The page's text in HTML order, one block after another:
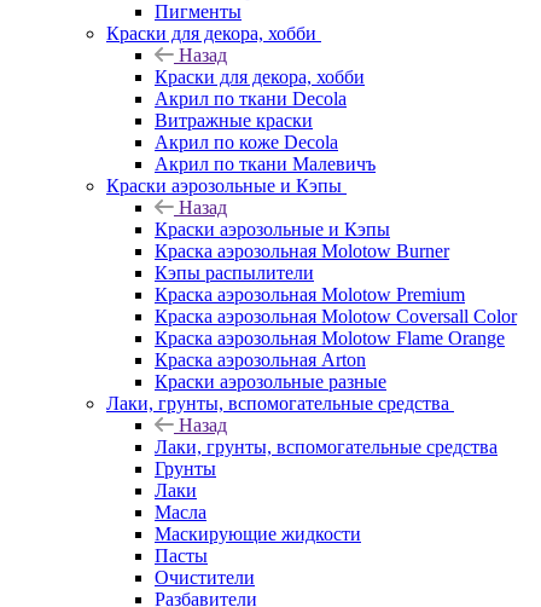
Пигменты
Краски для декора, хобби
Назад
Краски для декора, хобби
Акрил по ткани Decola
Витражные краски
Акрил по коже Decola
Акрил по ткани Малевичъ
Краски аэрозольные и Кэпы
Назад
Краски аэрозольные и Кэпы
Краска аэрозольная Molotow Burner
Кэпы распылители
Краска аэрозольная Molotow Premium
Краска аэрозольная Molotow Coversall Color
Краска аэрозольная Molotow Flame Orange
Краска аэрозольная Arton
Краски аэрозольные разные
Лаки, грунты, вспомогательные средства
Назад
Лаки, грунты, вспомогательные средства
Грунты
Лаки
Масла
Маскирующие жидкости
Пасты
Очистители
Разбавители